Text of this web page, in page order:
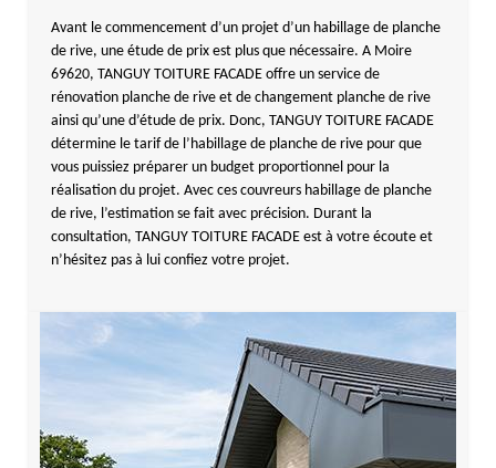
Avant le commencement d’un projet d’un habillage de planche
de rive, une étude de prix est plus que nécessaire. A Moire
69620, TANGUY TOITURE FACADE offre un service de
rénovation planche de rive et de changement planche de rive
ainsi qu’une d’étude de prix. Donc, TANGUY TOITURE FACADE
détermine le tarif de l’habillage de planche de rive pour que
vous puissiez préparer un budget proportionnel pour la
réalisation du projet. Avec ces couvreurs habillage de planche
de rive, l’estimation se fait avec précision. Durant la
consultation, TANGUY TOITURE FACADE est à votre écoute et
n’hésitez pas à lui confiez votre projet.